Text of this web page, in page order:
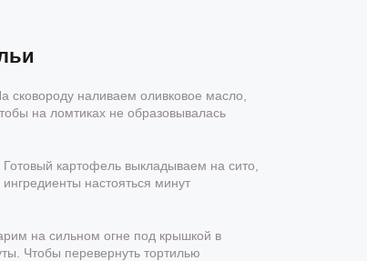
наливаем оливковое масло,
на ломтиках не образовывалась
картофель выкладываем на сито,
настояться минут
на сильном огне под крышкой в
Чтобы перевернуть тортилью